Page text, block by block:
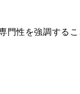
性を強調する